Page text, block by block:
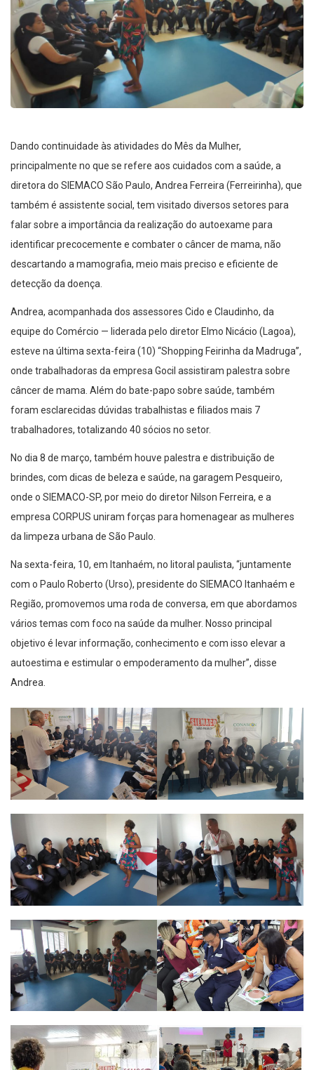
Dando continuidade às atividades do Mês da Mulher,
principalmente no que se refere aos cuidados com a saúde, a
diretora do SIEMACO São Paulo, Andrea Ferreira (Ferreirinha), que
também é assistente social, tem visitado diversos setores para
falar sobre a importância da realização do autoexame para
identificar precocemente e combater o câncer de mama, não
descartando a mamografia, meio mais preciso e eficiente de
detecção da doença.
Andrea, acompanhada dos assessores Cido e Claudinho, da
equipe do Comércio — liderada pelo diretor Elmo Nicácio (Lagoa),
esteve na última sexta-feira (10) “Shopping Feirinha da Madruga”,
onde trabalhadoras da empresa Gocil assistiram palestra sobre
câncer de mama. Além do bate-papo sobre saúde, também
foram esclarecidas dúvidas trabalhistas e filiados mais 7
trabalhadores, totalizando 40 sócios no setor.
No dia 8 de março, também houve palestra e distribuição de
brindes, com dicas de beleza e saúde, na garagem Pesqueiro,
onde o SIEMACO-SP, por meio do diretor Nilson Ferreira, e a
empresa CORPUS uniram forças para homenagear as mulheres
da limpeza urbana de São Paulo.
Na sexta-feira, 10, em Itanhaém, no litoral paulista, “juntamente
com o Paulo Roberto (Urso), presidente do SIEMACO Itanhaém e
Região, promovemos uma roda de conversa, em que abordamos
vários temas com foco na saúde da mulher. Nosso principal
objetivo é levar informação, conhecimento e com isso elevar a
autoestima e estimular o empoderamento da mulher”, disse
Andrea.